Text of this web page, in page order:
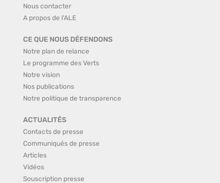
Nous contacter
A propos de l'ALE
CE QUE NOUS DÉFENDONS
Notre plan de relance
Le programme des Verts
Notre vision
Nos publications
Notre politique de transparence
ACTUALITÉS
Contacts de presse
Communiqués de presse
Articles
Vidéos
Souscription presse